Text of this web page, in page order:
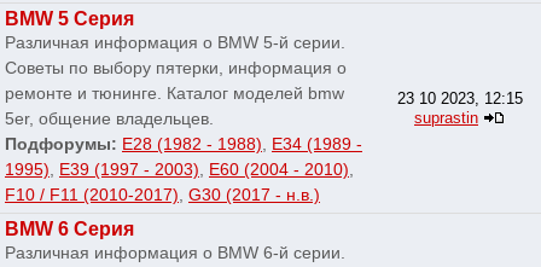
BMW 5 Серия
Различная информация о BMW 5-й серии.
Советы по выбору пятерки, информация о
ремонте и тюнинге. Каталог моделей bmw
5er, общение владельцев.
Подфорумы: E28 (1982 - 1988), E34 (1989 -
1995), E39 (1997 - 2003), E60 (2004 - 2010),
F10 / F11 (2010-2017), G30 (2017 - н.в.)
23 10 2023, 12:15
suprastin
BMW 6 Серия
Различная информация о BMW 6-й серии.